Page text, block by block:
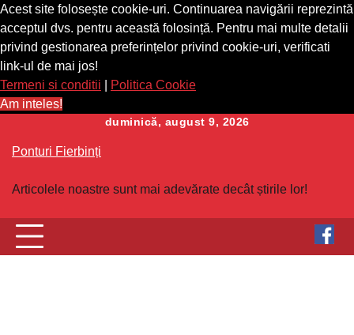
Acest site folosește cookie-uri. Continuarea navigării reprezintă
acceptul dvs. pentru această folosință. Pentru mai multe detalii
privind gestionarea preferințelor privind cookie-uri, verificati
link-ul de mai jos!
Termeni si conditii
Politica Cookie
Am inteles!
content
duminică, august 9, 2026
Ponturi Fierbinți
Articolele noastre sunt mai adevărate decât știrile lor!